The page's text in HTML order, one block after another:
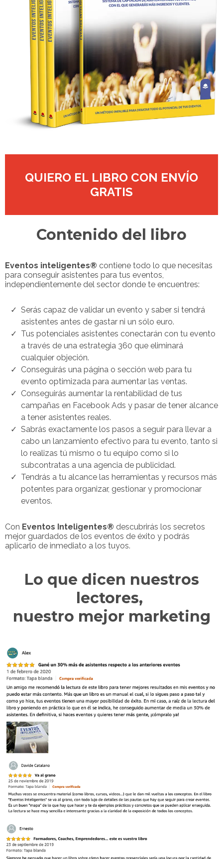
QUIERO EL LIBRO CON ENVÍO
GRATIS
Contenido del libro
Eventos inteligentes® contiene todo lo que necesitas
para conseguir asistentes para tus eventos,
independientemente del sector donde te encuentres:
Serás capaz de validar un evento y saber si tendrá
asistentes antes de gastar ni un sólo euro.
​Tus potenciales asistentes conectarán con tu evento
a través de una estrategia 360 que eliminará
cualquier objeción.
​Conseguirás una página o sección web para tu
evento optimizada para aumentar las ventas.
​Conseguirás aumentar la rentabilidad de tus
campañas en Facebook Ads y pasar de tener alcance
a tener asistentes reales.
​Sabrás exactamente los pasos a seguir para llevar a
cabo un lanzamiento efectivo para tu evento, tanto si
lo realizas tú mismo o tu equipo como si lo
subcontratas a una agencia de publicidad.
​Tendrás a tu alcance las herramientas y recursos más
potentes para organizar, gestionar y promocionar
eventos.
Con Eventos Inteligentes® descubrirás los secretos
mejor guardados de los eventos de éxito y podrás
aplicarlo de inmediato a los tuyos.
Lo que dicen nuestros
lectores,
nuestro mejor marketing